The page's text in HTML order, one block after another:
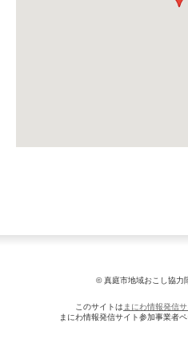
© 真庭市地域おこし協力
このサイトは まにわ情報発信サ
まにわ情報発信サイト参加事業者